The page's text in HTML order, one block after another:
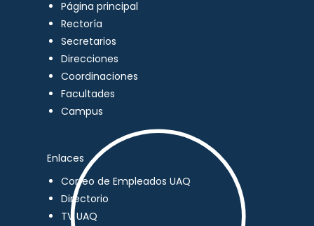
Página principal
Rectoría
Secretarios
Direcciones
Coordinaciones
Facultades
Campus
Enlaces
Correo de Empleados UAQ
Directorio
TV UAQ